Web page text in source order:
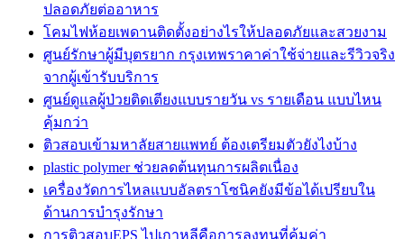
ปลอดภัยต่ออาหาร
โคมไฟห้อยเพดานติดตั้งอย่างไรให้ปลอดภัยและสวยงาม
ศูนย์รักษาผู้มีบุตรยาก กรุงเทพราคาค่าใช้จ่ายและรีวิวจริง
จากผู้เข้ารับบริการ
ศูนย์ดูแลผู้ป่วยติดเตียงแบบรายวัน vs รายเดือน แบบไหน
คุ้มกว่า
ติวสอบเข้ามหาลัยสายแพทย์ ต้องเตรียมตัวยังไงบ้าง
plastic polymer ช่วยลดต้นทุนการผลิตเนื่อง
เครื่องวัดการไหลแบบอัลตราโซนิคยังมีข้อได้เปรียบใน
ด้านการบำรุงรักษา
การติวสอบEPS ไปเกาหลีคือการลงทุนที่คุ้มค่า